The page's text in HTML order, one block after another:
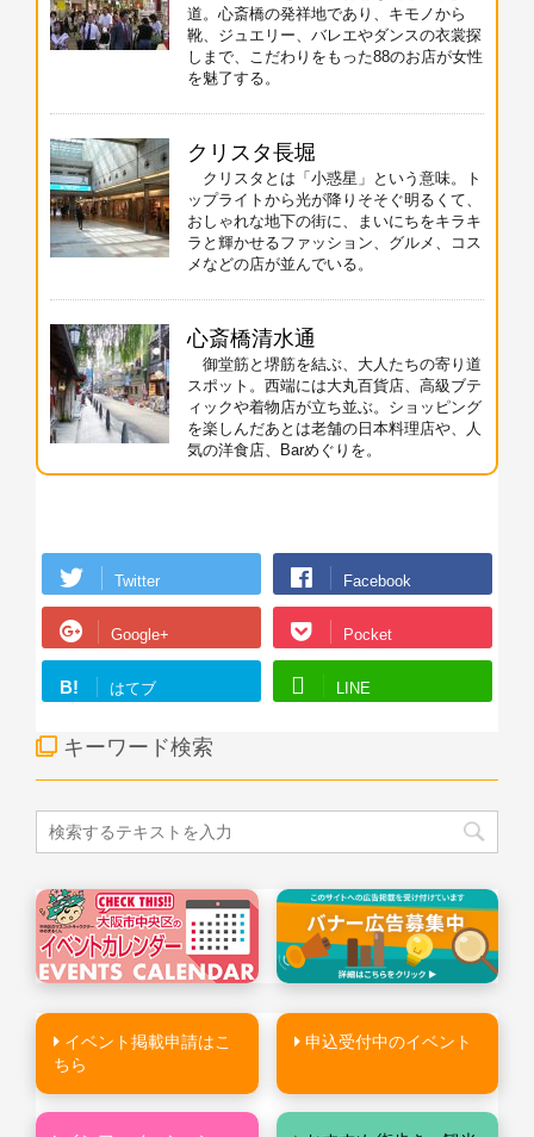
道。心斎橋の発祥地であり、キモノから
靴、ジュエリー、バレエやダンスの衣裳探
しまで、こだわりをもった88のお店が女性
を魅了する。
クリスタ長堀
クリスタとは「小惑星」という意味。ト
ップライトから光が降りそそぐ明るくて、
おしゃれな地下の街に、まいにちをキラキ
ラと輝かせるファッション、グルメ、コス
メなどの店が並んでいる。
心斎橋清水通
御堂筋と堺筋を結ぶ、大人たちの寄り道
スポット。西端には大丸百貨店、高級ブテ
ィックや着物店が立ち並ぶ。ショッピング
を楽しんだあとは老舗の日本料理店や、人
気の洋食店、Barめぐりを。
Twitter Facebook
Google+ Pocket
B! はてブ LINE
キーワード検索
イベント掲載申請はこ
ちら
申込受付中のイベント